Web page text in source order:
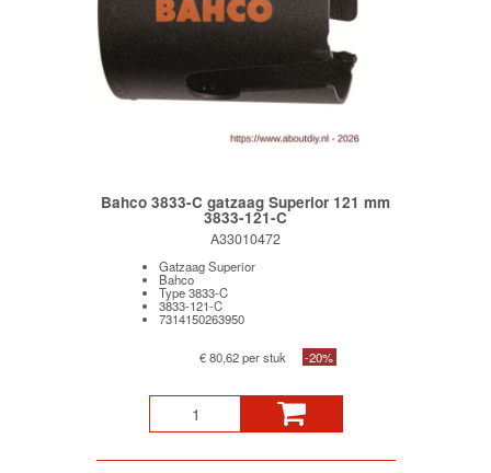
Bahco 3833-C gatzaag Superior 121 mm
3833-121-C
A33010472
Gatzaag Superior
Bahco
Type 3833-C
3833-121-C
7314150263950
€ 80,62 per stuk -20%